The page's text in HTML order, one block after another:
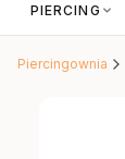
PIERCING
Piercingownia